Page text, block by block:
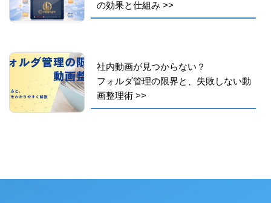
の効果と仕組み>>
社内動画が見つからない？
フォルダ管理の限界と、失敗しない動
画整理術>>